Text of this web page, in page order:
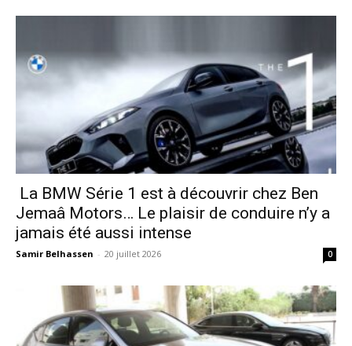
La BMW Série 1 est à découvrir chez Ben
Jemaâ Motors… Le plaisir de conduire n’y a
jamais été aussi intense
Samir Belhassen - 20 juillet 2026 0